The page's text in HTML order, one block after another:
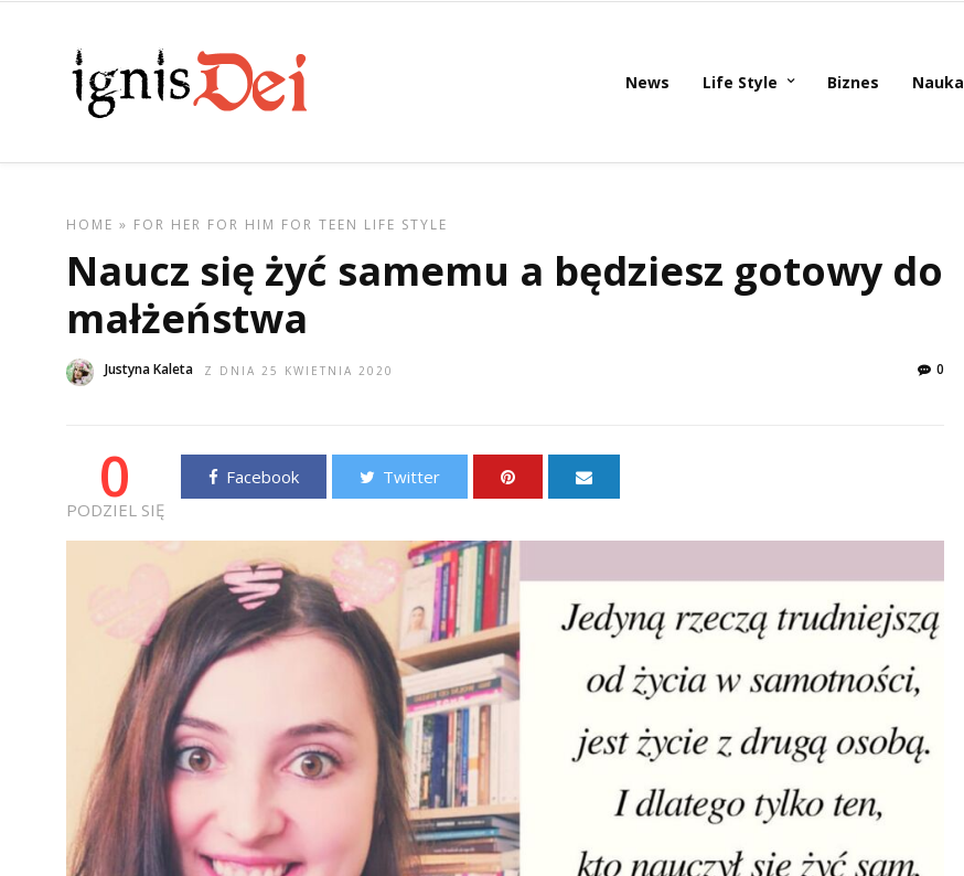
News Life Style Biznes Nauka
HOME » FOR HER FOR HIM FOR TEEN LIFE STYLE
Naucz się żyć samemu a będziesz gotowy do
małżeństwa
Justyna Kaleta Z DNIA 25 KWIETNIA 2020 0
0
PODZIEL SIĘ
Facebook Twitter